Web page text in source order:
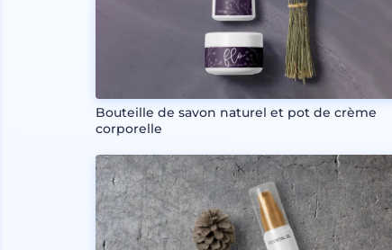
Bouteille de savon naturel et pot de crème
corporelle